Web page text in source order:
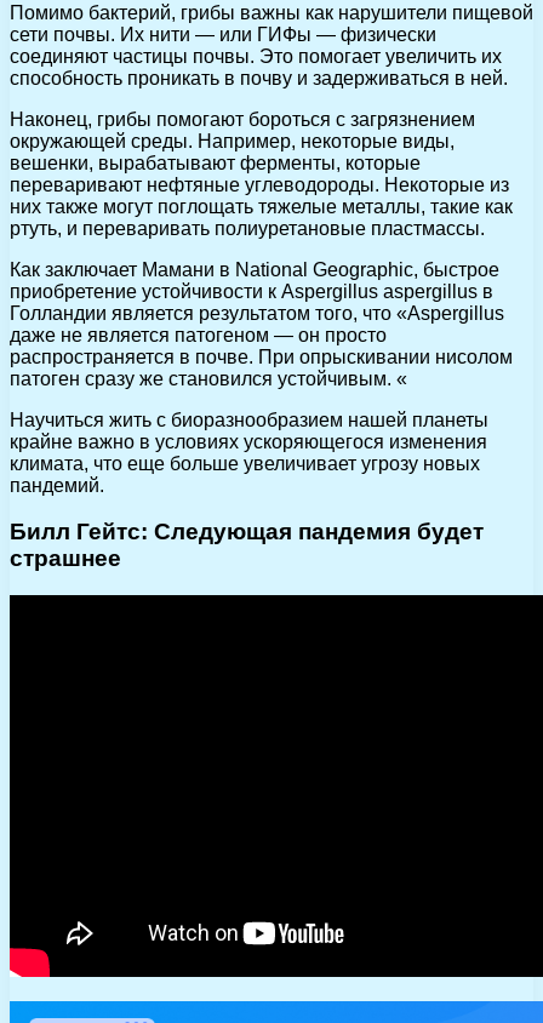
Помимо бактерий, грибы важны как нарушители пищевой
сети почвы. Их нити — или ГИФы — физически
соединяют частицы почвы. Это помогает увеличить их
способность проникать в почву и задерживаться в ней.
Наконец, грибы помогают бороться с загрязнением
окружающей среды. Например, некоторые виды,
вешенки, вырабатывают ферменты, которые
переваривают нефтяные углеводороды. Некоторые из
них также могут поглощать тяжелые металлы, такие как
ртуть, и переваривать полиуретановые пластмассы.
Как заключает Мамани в National Geographic, быстрое
приобретение устойчивости к Aspergillus aspergillus в
Голландии является результатом того, что «Aspergillus
даже не является патогеном — он просто
распространяется в почве. При опрыскивании нисолом
патоген сразу же становился устойчивым. «
Научиться жить с биоразнообразием нашей планеты
крайне важно в условиях ускоряющегося изменения
климата, что еще больше увеличивает угрозу новых
пандемий.
Билл Гейтс: Следующая пандемия будет
страшнее